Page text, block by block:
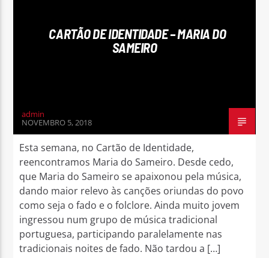
CARTÃO DE IDENTIDADE – MARIA DO
SAMEIRO
admin
NOVEMBRO 5, 2018
Esta semana, no Cartão de Identidade,
reencontramos Maria do Sameiro. Desde cedo,
que Maria do Sameiro se apaixonou pela música,
dando maior relevo às canções oriundas do povo
como seja o fado e o folclore. Ainda muito jovem
ingressou num grupo de música tradicional
portuguesa, participando paralelamente nas
tradicionais noites de fado. Não tardou a […]